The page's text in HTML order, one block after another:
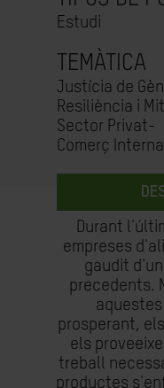
Estudi
TEMÀTICA
Justícia de
Resiliència i
Sector Privat-
Comerç
Durant
empreses
gaudit
precedents.
prosperant,
els
treball
productes